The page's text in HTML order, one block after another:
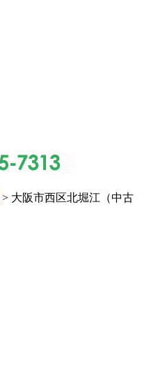
> 大阪市西区北堀江（中古